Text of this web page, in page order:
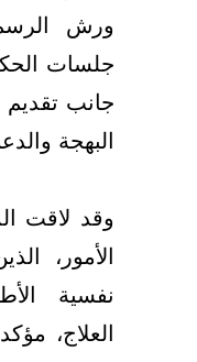
ورش
جلسات
جانب تقديم
البهجة
وقد لاقت
الأمور،
نفسية
العلاج،